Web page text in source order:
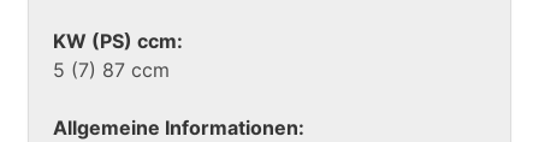
KW (PS) ccm:
5 (7) 87 ccm
Allgemeine Informationen: